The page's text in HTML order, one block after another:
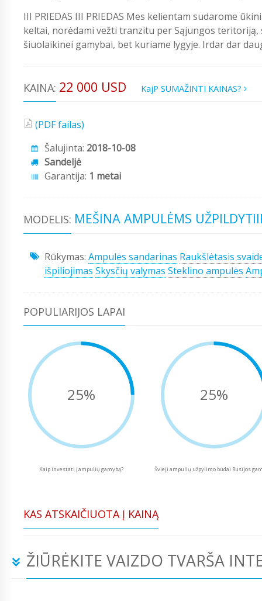
III PRIEDAS III PRIEDAS Mes kelientam sudarome
keltai, norėdami vežti tranzitu per Sąjungos
šiuolaikinei gamybai, bet kuriame lygyje. Irdar dar
KAINA: 22 000 USD KajP SUMAŽINTI KAINAS?
(PDF failas)
Šalujinta: 2018-10-08
Sandeljė
Garantija: 1 metai
MODELIS: MEŠINA AMPULĖMS
Rūkymas: Ampulės sandarinas Raukšlėtasis
išpiliojimas Skysčių valymas Steklino ampulės
POPULIARIJOS LAPAI
25%
Kaip investati į ampulių gamybą?
25%
Švieji ampulių užpylimo būdai Rusijos
KAS ATSKAIČIUOTA Į KAINĄ
ŽIŪRĖKITE VAIZDO TVARŠA